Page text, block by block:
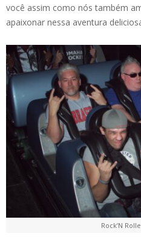
você assim como nós também
apaixonar nessa aventura
Rock’N